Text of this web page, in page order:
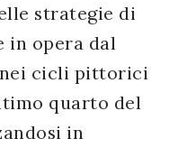
strategie di
in opera dal
cicli pittorici
quarto del
in